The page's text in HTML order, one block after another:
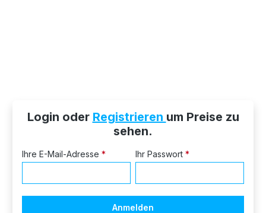
Login oder Registrieren um Preise zu
sehen.
Ihre E-Mail-Adresse * Ihr Passwort *
Anmelden